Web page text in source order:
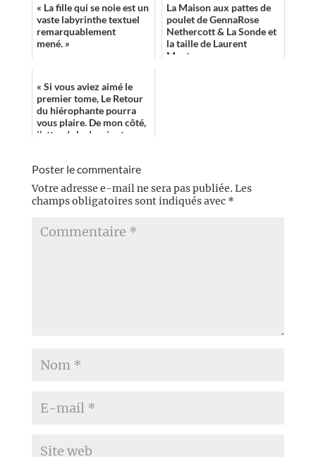
« La fille qui se noie est un
vaste labyrinthe textuel
remarquablement
mené. »
La Maison aux pattes de
poulet de GennaRose
Nethercott & La Sonde et
la taille de Laurent
Mantese
« Si vous aviez aimé le
premier tome, Le Retour
du hiérophante pourra
vous plaire. De mon côté,
j’attends le dernier tome
Poster le commentaire
Votre adresse e-mail ne sera pas publiée. Les
champs obligatoires sont indiqués avec *